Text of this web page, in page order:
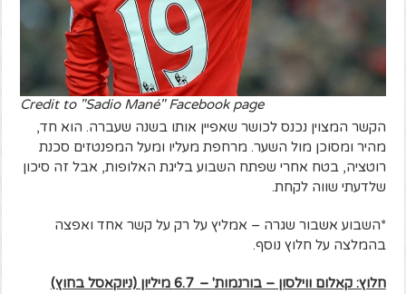
Credit to "Sadio Mané" Facebook page
הקשר המצוין נכנס לכושר שאפיין אותו בשנה שעברה. הוא חד,
מהיר ומסוכן מול השער. מרחפת מעליו ומעל המפנטזים סכנת
רוטציה, בטח אחרי שפתח השבוע בליגת האלופות, אבל זה סיכון
שלדעתי שווה לקחת.
*השבוע אשבור שגרה – אמליץ על רק על קשר אחד ואפצה
בהמלצה על חלוץ נוסף.
חלוץ: קאלום ווילסון – בורנמות' – 6.7 מיליון (ניוקאסל בחוץ)